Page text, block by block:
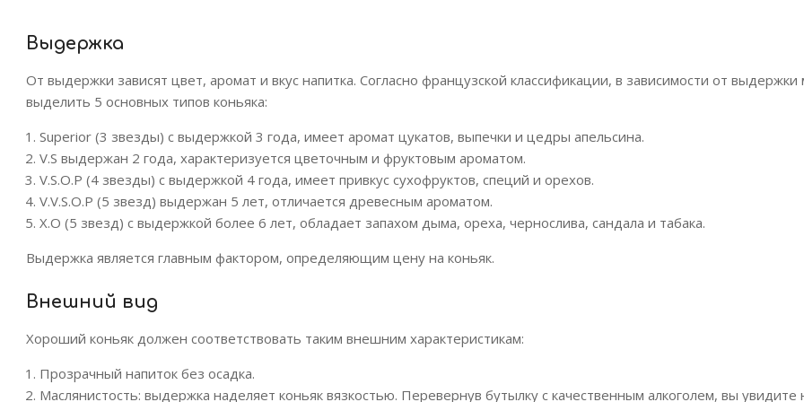
Выдержка
От выдержки зависят цвет, аромат и вкус напитка. Согласно французской классификации, в зависимости от
выделить 5 основных типов коньяка:
Superior (3 звезды) с выдержкой 3 года, имеет аромат цукатов, выпечки и цедры апельсина.
V.S выдержан 2 года, характеризуется цветочным и фруктовым ароматом.
V.S.O.P (4 звезды) с выдержкой 4 года, имеет привкус сухофруктов, специй и орехов.
V.V.S.O.P (5 звезд) выдержан 5 лет, отличается древесным ароматом.
X.O (5 звезд) с выдержкой более 6 лет, обладает запахом дыма, ореха, чернослива, сандала и табака.
Выдержка является главным фактором, определяющим цену на коньяк.
Внешний вид
Хороший коньяк должен соответствовать таким внешним характеристикам:
Прозрачный напиток без осадка.
Маслянистость: выдержка наделяет коньяк вязкостью. Перевернув бутылку с качественным алкоголем, вы увидите